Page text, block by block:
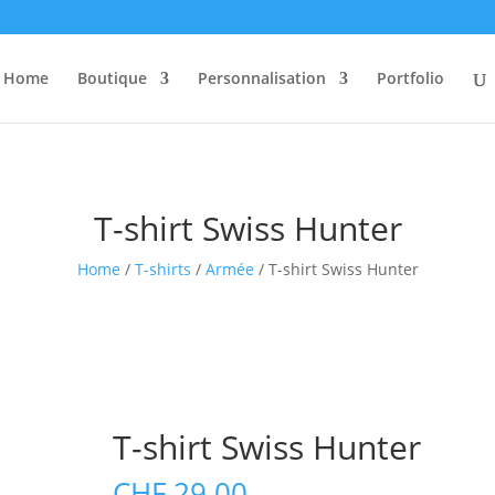
Home Boutique Personnalisation Portfolio
T-shirt Swiss Hunter
Home / T-shirts / Armée / T-shirt Swiss Hunter
T-shirt Swiss Hunter